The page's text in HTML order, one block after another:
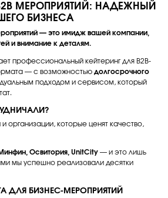
МЕРОПРИЯТИЙ: НАДЕЖНЫЙ
БИЗНЕСА
— это имидж вашей компании,
и внимание к деталям.
профессиональный кейтеринг для B2B-
— с возможностью долгосрочного
подходом и сервисом, который
организации, которые ценят качество,
Освитория, UnitCity — и это лишь
мы успешно реализовали десятки
ДЛЯ БИЗНЕС-МЕРОПРИЯТИЙ